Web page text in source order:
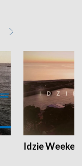
Idzie